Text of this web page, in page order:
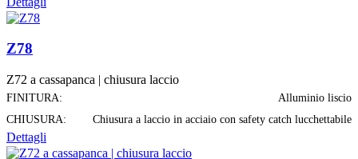
Z78
Z72 a cassapanca | chiusura laccio
FINITURA:
Alluminio liscio
CHIUSURA:
Chiusura a laccio in acciaio con safety catch lucchettabile
Dettagli